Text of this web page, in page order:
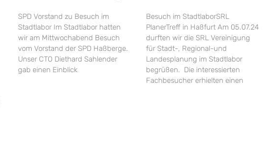
SPD Vorstand zu Besuch im
Stadtlabor Im Stadtlabor hatten
wir am Mittwochabend Besuch
vom Vorstand der SPD Haßberge.
Unser CTO Diethard Sahlender
gab einen Einblick
Besuch im StadtlaborSRL
PlanerTreff in Haßfurt Am 05.07.24
durften wir die SRL Vereinigung
für Stadt-, Regional-und
Landesplanung im Stadtlabor
begrüßen. Die interessierten
Fachbesucher erhielten einen